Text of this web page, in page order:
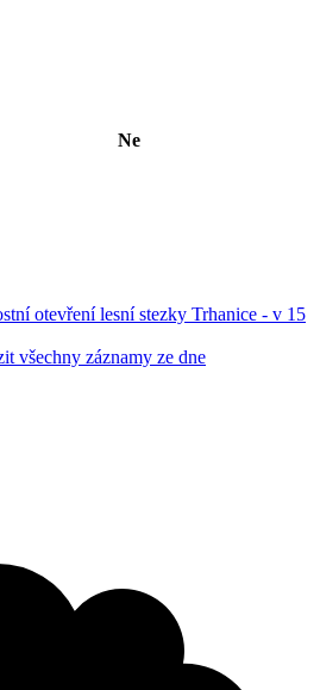
Ne
otevření lesní stezky Trhanice - v 15
všechny záznamy ze dne